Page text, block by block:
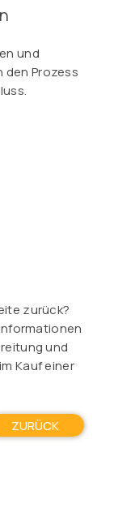
und
den Prozess
zurück?
und
Kauf einer
ZURÜCK